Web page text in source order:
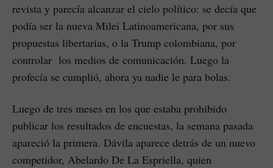
revista y parecía alcanzar el cielo político: se decía que
podía ser la nueva Milei Latinoamericana, por sus
propuestas libertarias, o la Trump colombiana, por
controlar los medios de comunicación. Luego la
profecía se cumplió, ahora ya nadie le para bolas.
Luego de tres meses en los que estaba prohibido
publicar los resultados de encuestas, la semana pasada
apareció la primera. Dávila aparece detrás de un nuevo
competidor, Abelardo De La Espriella, quien